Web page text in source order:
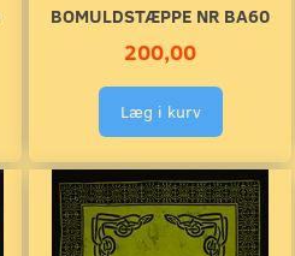
BOMULDSTÆPPE NR BA60
200,00
Læg i kurv